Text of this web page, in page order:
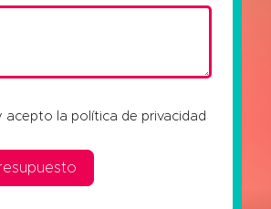
acepto la política de privacidad